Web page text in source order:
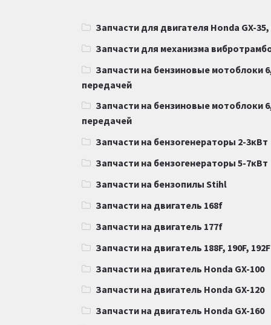
Запчасти для двигателя Honda GX-35,
Запчасти для механизма
Запчасти на бензиновые мотоблоки
передачей
Запчасти на бензиновые мотоблоки
передачей
Запчасти на бензогенераторы 2-3кВт
Запчасти на бензогенераторы 5-7кВт
Запчасти на бензопилы Stihl
Запчасти на двигатель 168f
Запчасти на двигатель 177f
Запчасти на двигатель 188F, 190F, 192F
Запчасти на двигатель Honda GX-100
Запчасти на двигатель Honda GX-120
Запчасти на двигатель Honda GX-160